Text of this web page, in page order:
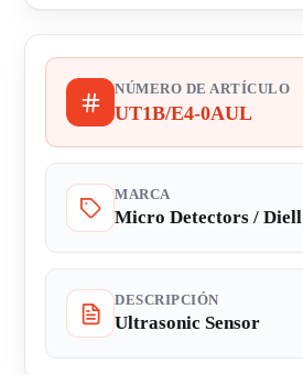
NÚMERO DE ARTÍCULO
UT1B/E4-0AUL
MARCA
Micro Detectors / Diell
DESCRIPCIÓN
Ultrasonic Sensor